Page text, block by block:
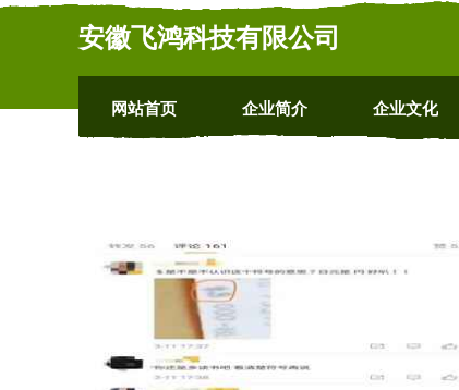
安徽飞鸿科技有限公司
网站首页 企业简介 企业文化